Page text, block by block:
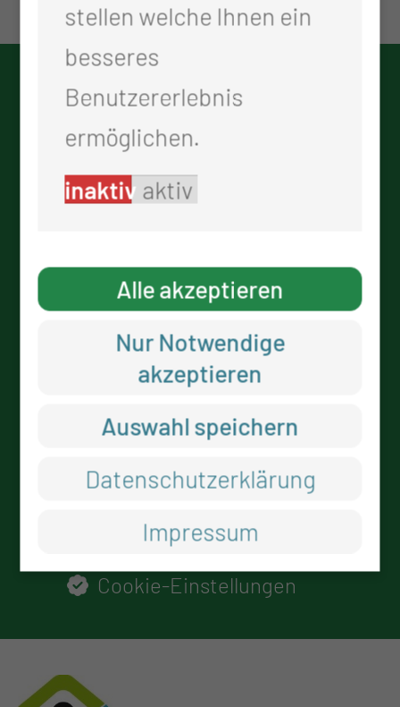
KONTAKT
0355 46-0
info@ctk.de
ADRESSE
Thiem-Care GmbH
Thiemstraße 111
Datenschutz
Cookie-Einstellungen
stellen welche Ihnen ein
besseres
Benutzererlebnis
ermöglichen.
inaktiv aktiv
Alle akzeptieren
Nur Notwendige
akzeptieren
Auswahl speichern
Datenschutzerklärung
Impressum